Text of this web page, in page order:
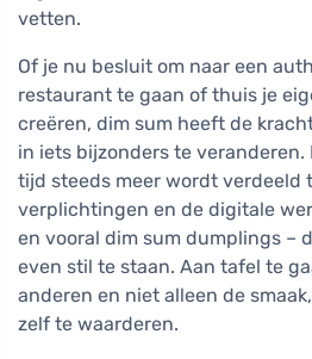
vetten.
Of je nu besluit om naar een
restaurant te gaan of thuis je
creëren, dim sum heeft de
in iets bijzonders te
tijd steeds meer wordt verdeeld
verplichtingen en de digitale
en vooral dim sum dumplings –
even stil te staan. Aan tafel te
anderen en niet alleen de
zelf te waarderen.